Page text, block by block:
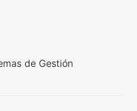
de Gestión